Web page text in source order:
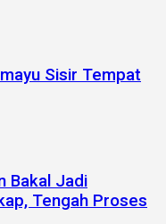
Sisir Tempat
Bakal Jadi
Tengah Proses